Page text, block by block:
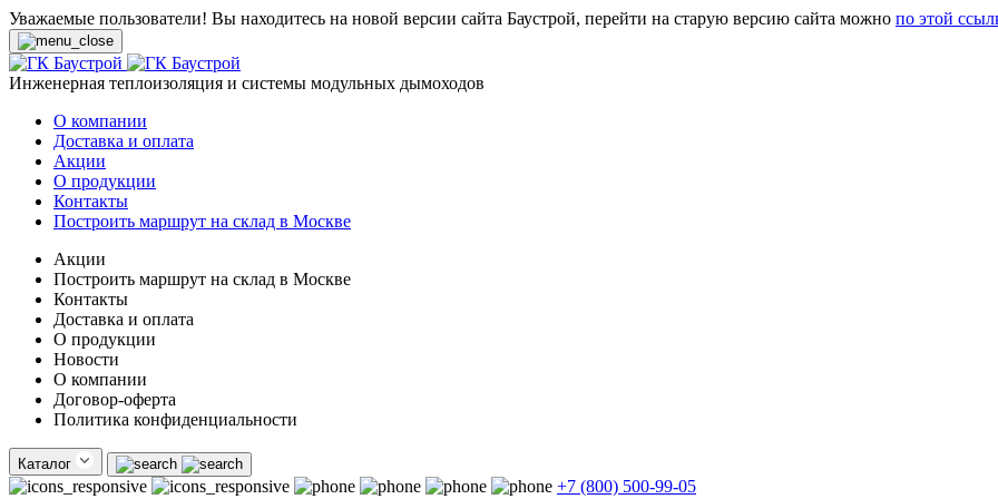
Уважаемые пользователи! Вы находитесь на новой версии сайта Баустрой, перейти на старую версию сайта можно по этой
Инженерная теплоизоляция и системы модульных дымоходов
О компании
Доставка и оплата
Акции
О продукции
Контакты
Построить маршрут на склад в Москве
Акции
Построить маршрут на склад в Москве
Контакты
Доставка и оплата
О продукции
Новости
О компании
Договор-оферта
Политика конфиденциальности
Каталог
+7 (800) 500-99-05